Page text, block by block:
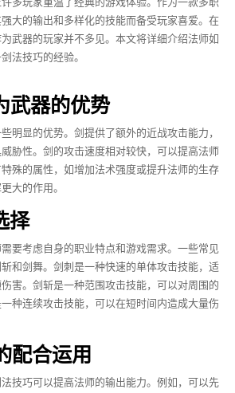
大的输出和多样化的技能而备受玩家喜爱。在
武器的玩家并不多见。本文将详细介绍法师如
法技巧的经验。
武器的优势
明显的优势。剑提供了额外的近战攻击能力，
胁性。剑的攻击速度相对较快，可以提高法师
殊的属性，如增加法术强度或提升法师的生存
大的作用。
择
要考虑自身的职业特点和游戏需求。一些常见
和剑舞。剑刺是一种快速的单体攻击技能，适
害。剑斩是一种范围攻击技能，可以对周围的
种连续攻击技能，可以在短时间内造成大量伤
配合运用
技巧可以提高法师的输出能力。例如，可以先